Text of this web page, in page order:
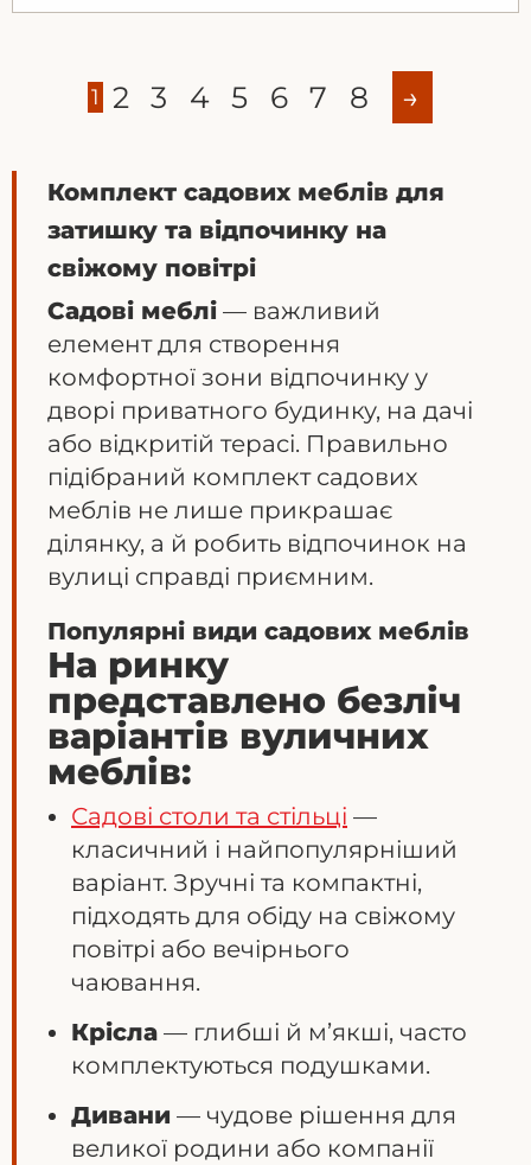
1 2 3 4 5 6 7 8 →
Комплект садових меблів для
затишку та відпочинку на
свіжому повітрі
Садові меблі — важливий
елемент для створення
комфортної зони відпочинку у
дворі приватного будинку, на дачі
або відкритій терасі. Правильно
підібраний комплект садових
меблів не лише прикрашає
ділянку, а й робить відпочинок на
вулиці справді приємним.
Популярні види садових меблів
На ринку
представлено безліч
варіантів вуличних
меблів:
Садові столи та стільці —
класичний і найпопулярніший
варіант. Зручні та компактні,
підходять для обіду на свіжому
повітрі або вечірнього
чаювання.
Крісла — глибші й м’якші, часто
комплектуються подушками.
Дивани — чудове рішення для
великої родини або компанії